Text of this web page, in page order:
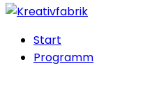
Start
Programm